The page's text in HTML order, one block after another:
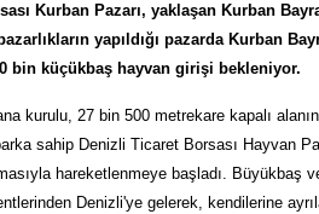
Kurban Pazarı, yaklaşan Kurban
yapıldığı pazarda Kurban
bin küçükbaş hayvan girişi bekleniyor.
kurulu, 27 bin 500 metrekare kapalı
sahip Denizli Ticaret Borsası Hayvan
hareketlenmeye başladı. Büyükbaş
Denizli'ye gelerek, kendilerine